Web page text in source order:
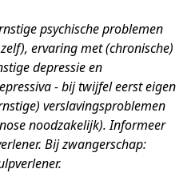
psychische problemen
ervaring met (chronische)
depressie en
- bij twijfel eerst eigen
verslavingsproblemen
noodzakelijk). Informeer
Bij zwangerschap: